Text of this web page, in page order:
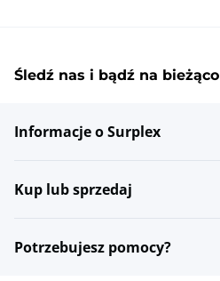
Śledź nas i bądź na bieżąco
Informacje o Surplex
Kup lub sprzedaj
Potrzebujesz pomocy?